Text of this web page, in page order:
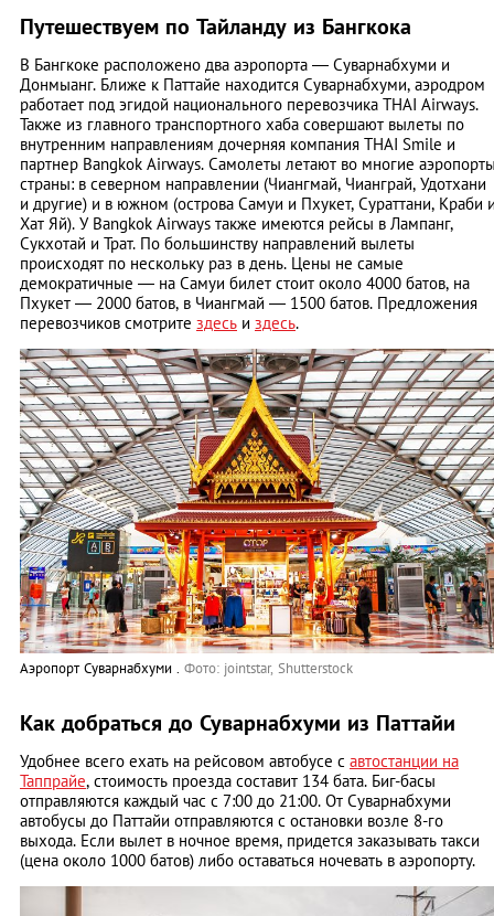
Путешествуем по Тайланду из Бангкока
В Бангкоке расположено два аэропорта — Суварнабхуми и
Донмыанг. Ближе к Паттайе находится Суварнабхуми, аэродром
работает под эгидой национального перевозчика THAI Airways.
Также из главного транспортного хаба совершают вылеты по
внутренним направлениям дочерняя компания THAI Smile и
партнер Bangkok Airways. Самолеты летают во многие
страны: в северном направлении (Чиангмай, Чианграй, Удотхани
и другие) и в южном (острова Самуи и Пхукет, Сураттани, Краби
Хат Яй). У Bangkok Airways также имеются рейсы в Лампанг,
Сукхотай и Трат. По большинству направлений вылеты
происходят по нескольку раз в день. Цены не самые
демократичные — на Самуи билет стоит около 4000 батов, на
Пхукет — 2000 батов, в Чиангмай — 1500 батов. Предложения
перевозчиков смотрите здесь и здесь.
Аэропорт Суварнабхуми . Фото: jointstar, Shutterstock
Как добраться до Суварнабхуми из Паттайи
Удобнее всего ехать на рейсовом автобусе с автостанции на
Таппрайе, стоимость проезда составит 134 бата. Биг-басы
отправляются каждый час с 7:00 до 21:00. От Суварнабхуми
автобусы до Паттайи отправляются с остановки возле 8-го
выхода. Если вылет в ночное время, придется заказывать такси
(цена около 1000 батов) либо оставаться ночевать в аэропорту.